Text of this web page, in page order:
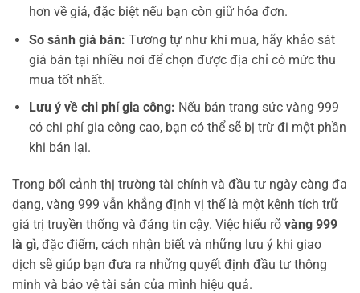
hơn về giá, đặc biệt nếu bạn còn giữ hóa đơn.
So sánh giá bán: Tương tự như khi mua, hãy khảo sát
giá bán tại nhiều nơi để chọn được địa chỉ có mức thu
mua tốt nhất.
Lưu ý về chi phí gia công: Nếu bán trang sức vàng 999
có chi phí gia công cao, bạn có thể sẽ bị trừ đi một phần
khi bán lại.
Trong bối cảnh thị trường tài chính và đầu tư ngày càng đa
dạng, vàng 999 vẫn khẳng định vị thế là một kênh tích trữ
giá trị truyền thống và đáng tin cậy. Việc hiểu rõ vàng 999
là gì, đặc điểm, cách nhận biết và những lưu ý khi giao
dịch sẽ giúp bạn đưa ra những quyết định đầu tư thông
minh và bảo vệ tài sản của mình hiệu quả.